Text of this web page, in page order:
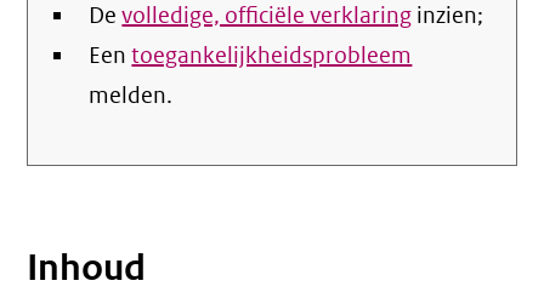
Devolledige, officiële verklaring inzien;
Eentoegankelijkheidsprobleem
melden.
Inhoud